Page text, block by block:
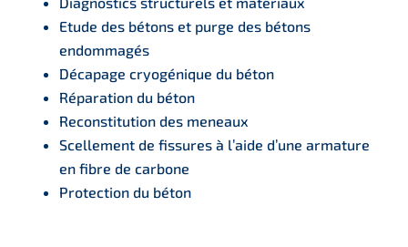
Etude des bétons et purge des bétons
endommagés
Décapage cryogénique du béton
Réparation du béton
Reconstitution des meneaux
Scellement de fissures à l’aide d’une armature
en fibre de carbone
Protection du béton